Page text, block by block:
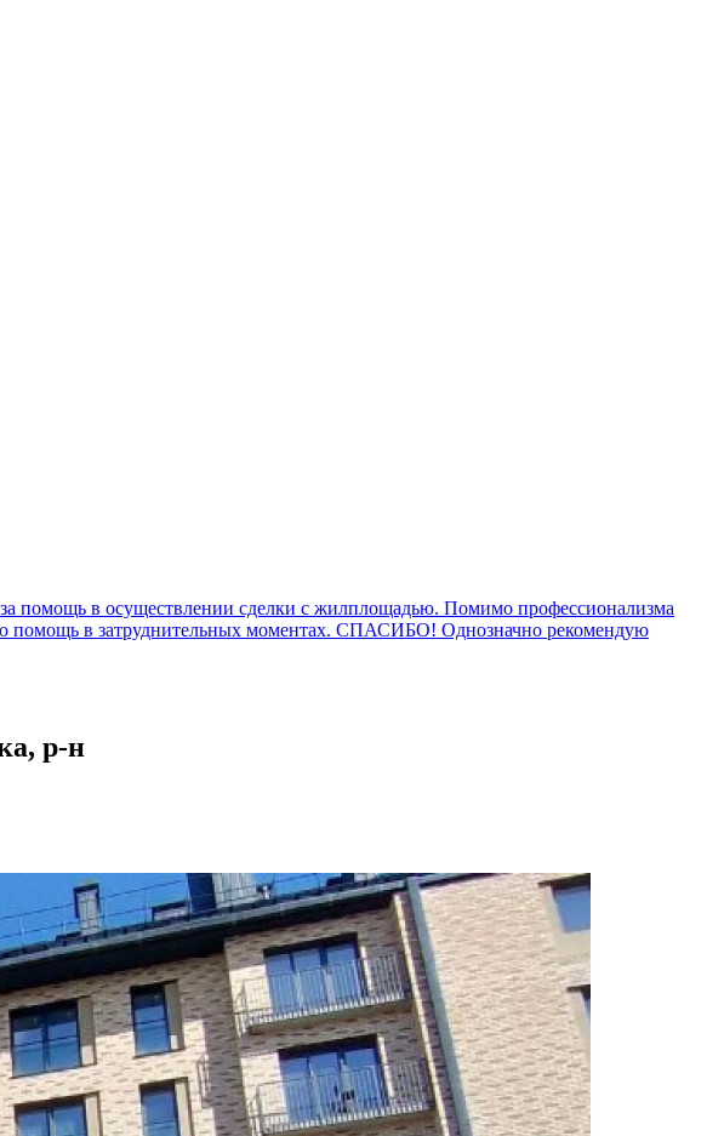
помощь в осуществлении сделки с жилплощадью. Помимо профессионализма
помощь в затруднительных моментах. СПАСИБО! Однозначно рекомендую
р-н